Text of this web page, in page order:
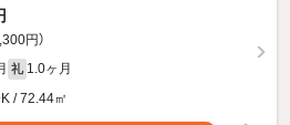
円）
礼 1.0ヶ月
/ 72.44㎡